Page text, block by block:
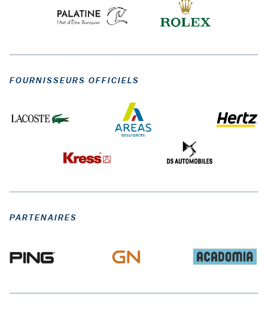
FOURNISSEURS OFFICIELS
PARTENAIRES